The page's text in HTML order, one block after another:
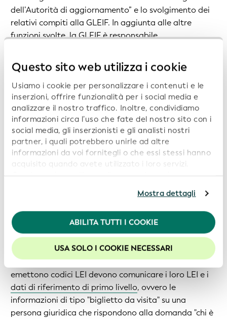
Questo sito web utilizza i cookie
Usiamo i cookie per personalizzare i contenuti e le
inserzioni, offrire funzionalità per i social media e
analizzare il nostro traffico. Inoltre, condividiamo
informazioni circa l’uso che fate del nostro sito con i
social media, gli inserzionisti e gli analisti nostri
partner, i quali potrebbero unirle ad altre
informazioni da voi fornitegli o che essi stessi hanno
acquisito quando avete utilizzato i loro servizi.
Continuando a utilizzare il nostro sito web,
informazioni, siete pregati di consultare la nostra
Politica in materia di privacy.
Per usufruire della migliore esperienza sul nostro sito
web, consigliamo di lasciare i cookie abilitati.
Mostra dettagli
ABILITA TUTTI I COOKIE
USA SOLO I COOKIE NECESSARI
dell’Autorità di aggiornamento” e lo svolgimento dei
relativi compiti alla GLEIF. In aggiunta alle altre
funzioni svolte, la GLEIF è responsabile
dell'assegnazione di un codice ELF univoco a ciascuna
forma giuridica ai sensi della norma ISO 20275.
Ulteriori informazioni sulle Autorità di aggiornamento
per le norme ISO sono disponibiliqui.
Le parti interessate che desiderano suggerire una
forma giuridica da includere nella Lista dei codici ELF
sono invitate a inviare un’e-mail a info@gleif.org.
Implementazione della Lista dei codici ELF
organizzazioni che emettono codici LEI
riporteranno il codice ELF nei loro processi di
emissione dei LEI e nelle loro comunicazioni.
Il formato Common Data File (CDF) LEIdefinisce le
modalità secondo le quali le organizzazioni che
emettono codici LEI devono comunicare i loro LEI e i
dati di riferimento di primo livello, ovvero le
informazioni di tipo "biglietto da visita" su una
persona giuridica che rispondono alla domanda "chi è